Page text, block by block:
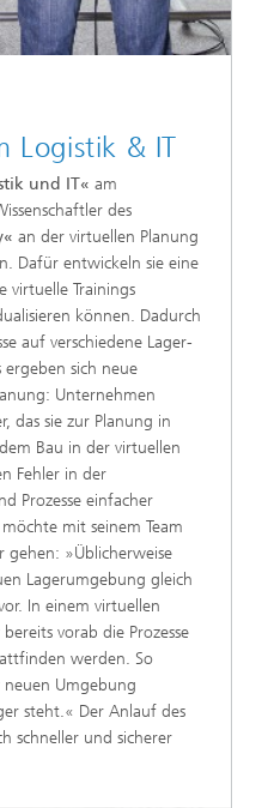
Logistik & IT
und IT« am
des
an der virtuellen Planung
Dafür entwickeln sie eine
virtuelle Trainings
können. Dadurch
auf verschiedene Lager-
sich neue
Unternehmen
das sie zur Planung in
Bau in der virtuellen
Fehler in der
Prozesse einfacher
mit seinem Team
gehen: »Üblicherweise
Lagerumgebung gleich
In einem virtuellen
vorab die Prozesse
werden. So
Umgebung
steht.« Der Anlauf des
schneller und sicherer